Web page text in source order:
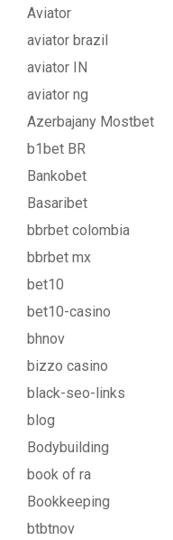
Aviator
aviator brazil
aviator IN
aviator ng
Azerbajany Mostbet
b1bet BR
Bankobet
Basaribet
bbrbet colombia
bbrbet mx
bet10
bet10-casino
bhnov
bizzo casino
black-seo-links
blog
Bodybuilding
book of ra
Bookkeeping
btbtnov